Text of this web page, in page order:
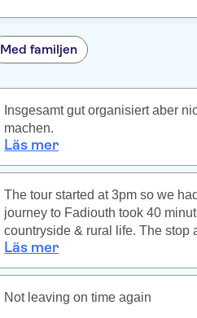
Med familjen
Insgesamt gut organisiert aber
machen.
Läs mer
The tour started at 3pm so we
journey to Fadiouth took 40
countryside & rural life. The stop
to support local people & there
local guide at Fadiouth was
good end to the trip. Overall I
Läs mer
Not leaving on time again